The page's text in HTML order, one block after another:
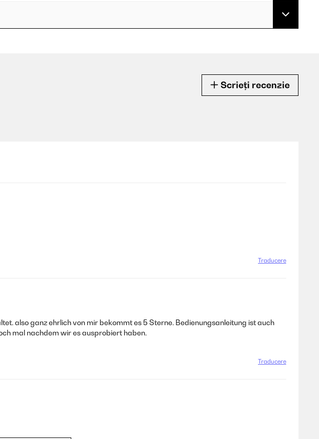
Scrieți recenzie
Traducere
also ganz ehrlich von mir bekommt es 5 Sterne. Bedienungsanleitung ist auch
mal nachdem wir es ausprobiert haben.
Traducere